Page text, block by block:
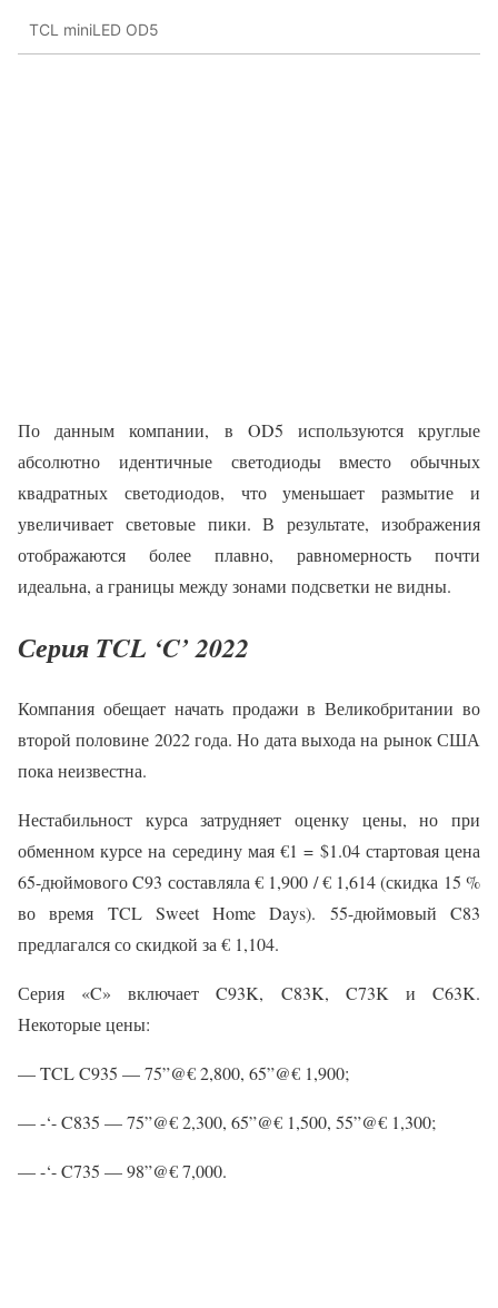
TCL miniLED OD5
По данным компании, в OD5 используются круглые
абсолютно идентичные светодиоды вместо обычных
квадратных светодиодов, что уменьшает размытие и
увеличивает световые пики. В результате, изображения
отображаются более плавно, равномерность почти
идеальна, а границы между зонами подсветки не видны.
Серия TCL ‘C’ 2022
Компания обещает начать продажи в Великобритании во
второй половине 2022 года. Но дата выхода на рынок США
пока неизвестна.
Нестабильност курса затрудняет оценку цены, но при
обменном курсе на середину мая €1 = $1.04 стартовая цена
65-дюймового C93 составляла € 1,900 / € 1,614 (скидка 15 %
во время TCL Sweet Home Days). 55-дюймовый C83
предлагался со скидкой за € 1,104.
Серия «C» включает C93K, C83K, C73K и C63K.
Некоторые цены:
— TCL C935 — 75”@€ 2,800, 65”@€ 1,900;
— -‘- C835 — 75”@€ 2,300, 65”@€ 1,500, 55”@€ 1,300;
— -‘- C735 — 98”@€ 7,000.